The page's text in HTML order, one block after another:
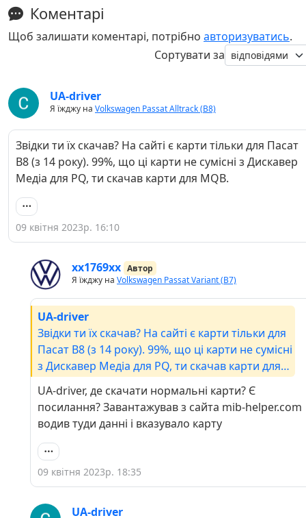
Коментарі
Щоб залишати коментарі, потрібно авторизуватись.
Сортувати за
UA-driver
Я їжджу на Volkswagen Passat Alltrack (B8)
Звідки ти їх скачав? На сайті є карти тільки для Пасат
В8 (з 14 року). 99%, що ці карти не сумісні з Дискавер
Медіа для PQ, ти скачав карти для MQB.
09 квітня 2023р. 16:10
хх1769хх Автор
Я їжджу на Volkswagen Passat Variant (B7)
UA-driver
Звідки ти їх скачав? На сайті є карти тільки для
Пасат В8 (з 14 року). 99%, що ці карти не сумісні
з Дискавер Медіа для PQ, ти скачав карти для
MQB.
UA-driver, де скачати нормальні карти? Є
посилання? Завантажував з сайта mib-helper.com
водив туди данні і вказувало карту
09 квітня 2023р. 18:35
UA-driver